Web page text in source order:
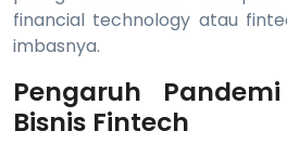
financial technology atau
imbasnya.
Pengaruh
Bisnis Fintech